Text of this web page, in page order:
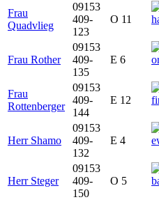
Frau
Quadvlieg
09153
409-
123
O 11
Frau Rother
09153
409-
135
E 6
Frau
Rottenberger
09153
409-
144
E 12
Herr Shamo
09153
409-
132
E 4
Herr Steger
09153
409-
150
O 5